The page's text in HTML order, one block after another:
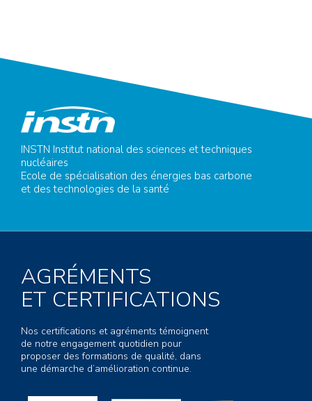
INSTN Institut national des sciences et techniques
nucléaires
Ecole de spécialisation des énergies bas carbone
et des technologies de la santé
AGRÉMENTS
ET CERTIFICATIONS
Nos certifications et agréments témoignent
de notre engagement quotidien pour
proposer des formations de qualité, dans
une démarche d’amélioration continue.